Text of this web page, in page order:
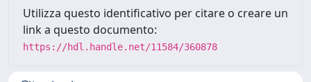
Utilizza questo identificativo per citare o creare un
link a questo documento:
https://hdl.handle.net/11584/360878